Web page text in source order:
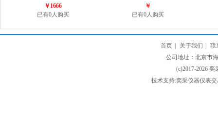
￥1666
已有0人购买
￥
已有0人购买
首页 关于我们
联
公司地址：北京市
(c)2017-2026
技术支持:奕采仪器仪表